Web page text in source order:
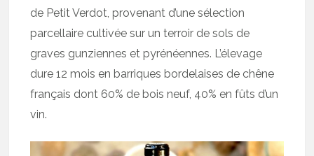
de Petit Verdot, provenant d’une sélection
parcellaire cultivée sur un terroir de sols de
graves gunziennes et pyrénéennes. L’élevage
dure 12 mois en barriques bordelaises de chêne
français dont 60% de bois neuf, 40% en fûts d’un
vin.